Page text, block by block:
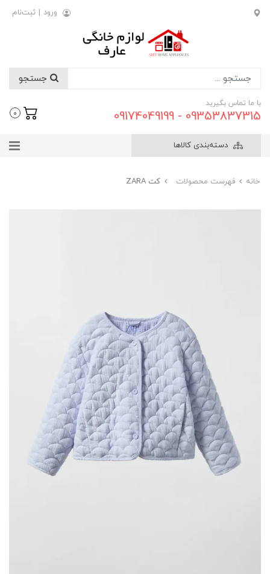
ورود | ثبت‌نام
با ما تماس بگیرید
09353837315 - 09174049199
0
دسته‌بندی کالاها
خانه فهرست محصولات کت ZARA